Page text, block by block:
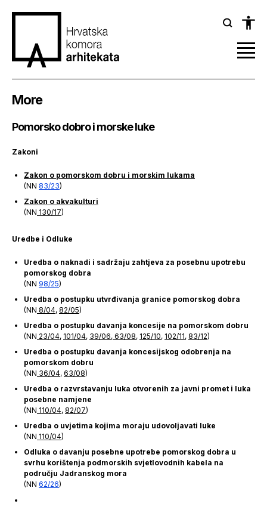
More
Pomorsko dobro i morske luke
Zakoni
Zakon o pomorskom dobru i morskim lukama
(NN 83/23)
Zakon o akvakulturi
(NN 130/17)
Uredbe i Odluke
Uredba o naknadi i sadržaju zahtjeva za posebnu upotrebu
pomorskog dobra
(NN 98/25)
Uredba o postupku utvrđivanja granice pomorskog dobra
(NN 8/04, 82/05)
Uredba o postupku davanja koncesije na pomorskom dobru
(NN 23/04, 101/04, 39/06, 63/08, 125/10, 102/11, 83/12)
Uredba o postupku davanja koncesijskog odobrenja na
pomorskom dobru
(NN 36/04, 63/08)
Uredba o razvrstavanju luka otvorenih za javni promet i luka
posebne namjene
(NN 110/04, 82/07)
Uredba o uvjetima kojima moraju udovoljavati luke
(NN 110/04)
Odluka o davanju posebne upotrebe pomorskog dobra u
svrhu korištenja podmorskih svjetlovodnih kabela na
području Jadranskog mora
(NN 62/26)